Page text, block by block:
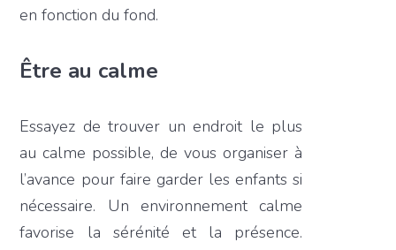
en fonction du fond.
Être au calme
Essayez de trouver un endroit le plus
au calme possible, de vous organiser à
l’avance pour faire garder les enfants si
nécessaire. Un environnement calme
favorise la sérénité et la présence.